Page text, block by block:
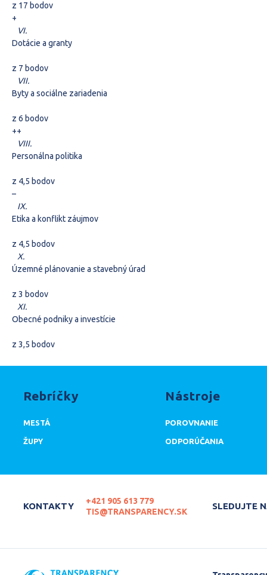
z 17 bodov
+
VI.
Dotácie a granty
z 7 bodov
VII.
Byty a sociálne zariadenia
z 6 bodov
++
VIII.
Personálna politika
z 4,5 bodov
–
IX.
Etika a konflikt záujmov
z 4,5 bodov
X.
Územné plánovanie a stavebný úrad
z 3 bodov
XI.
Obecné podniky a investície
z 3,5 bodov
Rebríčky
MESTÁ
ŽUPY
Nástroje
POROVNANIE
ODPORÚČANIA
KONTAKTY
+421 905 613 779
TIS@TRANSPARENCY.SK
SLEDUJTE